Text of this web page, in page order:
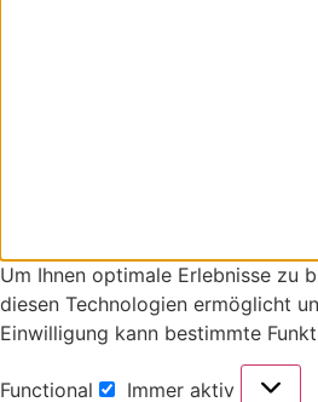
Um Ihnen optimale Erlebnisse zu
diesen Technologien ermöglicht
Einwilligung kann bestimmte
Functional Immer aktiv